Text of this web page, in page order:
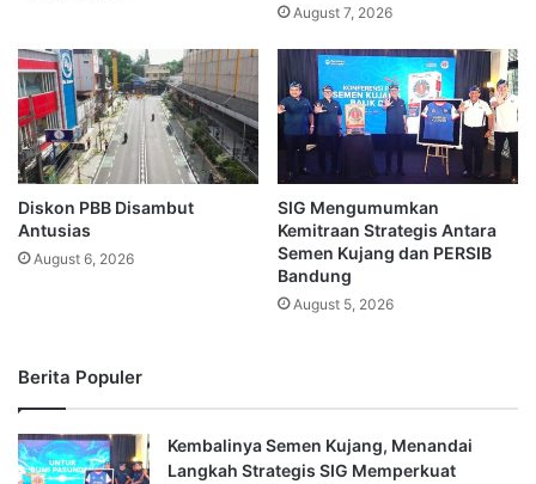
August 7, 2026
Diskon PBB Disambut
Antusias
August 6, 2026
SIG Mengumumkan
Kemitraan Strategis Antara
Semen Kujang dan PERSIB
Bandung
August 5, 2026
Berita Populer
Kembalinya Semen Kujang, Menandai
Langkah Strategis SIG Memperkuat